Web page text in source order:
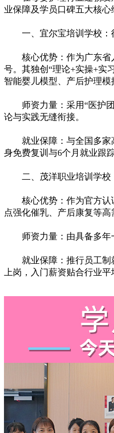
业保障及学员口碑五大核心
一、宜尔宝培训学校：
核心优势：作为广东省人
号。其独创“理论+实操+实
智能婴儿模型、产后护理模
师资力量：采用“医护团
论与实践无缝衔接。
就业保障：与全国多家高
身免费复训与6个月就业跟
二、茂洋职业培训学校
核心优势：作为官方认证
点强化催乳、产后康复等高
师资力量：由具备多年一
就业保障：推行员工制就
上岗，入门薪资贴合行业平